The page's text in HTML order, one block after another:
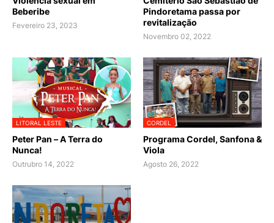
Beberibe
Fevereiro 23, 2023
Pindoretama passa por
revitalização
Novembro 02, 2022
LITORAL LESTE
Peter Pan – A Terra do
Nunca!
Outrubro 14, 2022
CORDEL
Programa Cordel, Sanfona &
Viola
Agosto 26, 2022